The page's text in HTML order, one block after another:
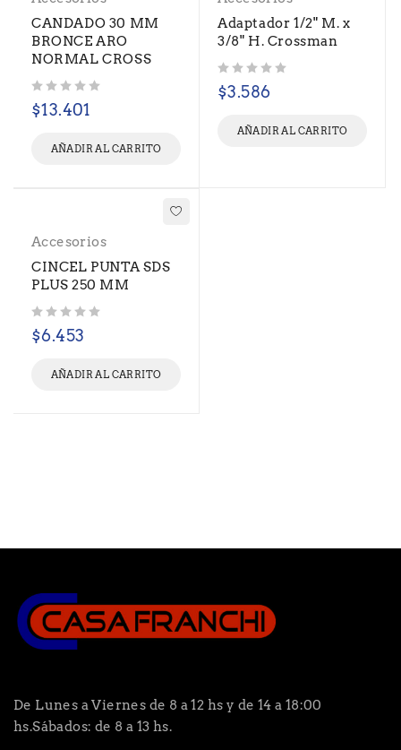
CANDADO 30 MM
BRONCE ARO
NORMAL CROSS
$13.401
AÑADIR AL CARRITO
Adaptador 1/2" M. x
3/8" H. Crossman
$3.586
AÑADIR AL CARRITO
Accesorios
CINCEL PUNTA SDS
PLUS 250 MM
$6.453
AÑADIR AL CARRITO
De Lunes a Viernes de 8 a 12 hs y de 14 a 18:00
hs.Sábados: de 8 a 13 hs.